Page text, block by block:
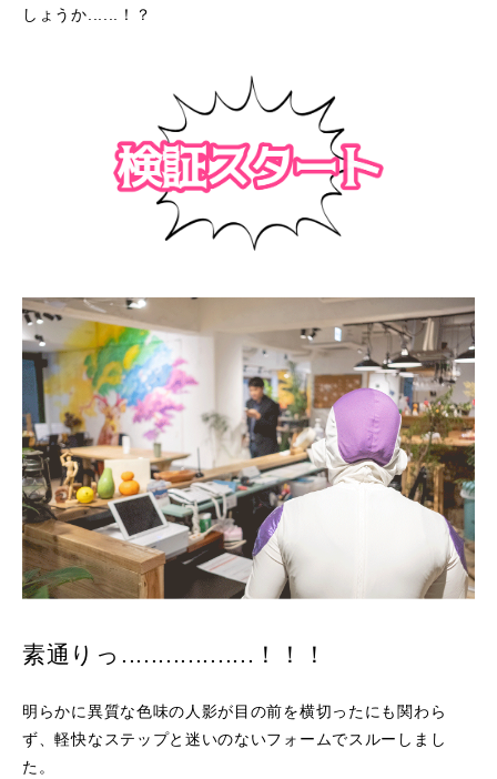
しょうか......！？
素通りっ..................！！！
明らかに異質な色味の人影が目の前を横切ったにも関わら
ず、軽快なステップと迷いのないフォームでスルーしまし
た。